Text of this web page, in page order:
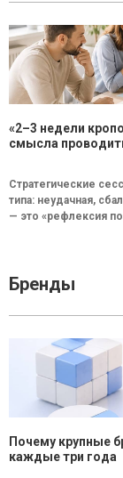
«2–3 недели
смысла
Стратегические
типа: неудачная,
— это «рефлексия
Бренды
Почему крупные
каждые три года